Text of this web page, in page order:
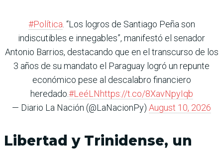
#Política . “Los logros de Santiago Peña son
indiscutibles e innegables”, manifestó el senador
Antonio Barrios, destacando que en el transcurso de los
3 años de su mandato el Paraguay logró un repunte
económico pese al descalabro financiero
heredado.#LeéLNhttps://t.co/8XavNpyIqb
— Diario La Nación (@LaNacionPy) August 10, 2026
Libertad y Trinidense, un